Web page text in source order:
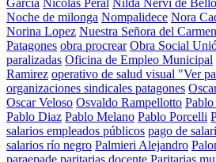
García Nicolas Peral Nilda Nervi de
Noche de milonga Nompalidece Nora
Norina Lopez Nuestra Señora del Carmen
Patagones obra procrear Obra Social
paralizadas Oficina de Empleo Municipal
Ramirez operativo de salud visual "Ver
organizaciones sindicales patagones
Oscar Veloso Osvaldo Rampellotto
Pablo Diaz Pablo Melano Pablo Porcelli
salarios empleados públicos pago de
salarios río negro Palmieri Alejandro
paraepade paritarias docente Paritarias